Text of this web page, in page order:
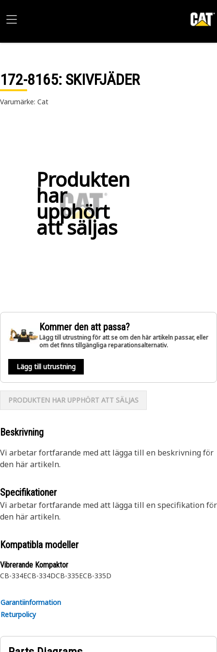
172-8165: SKIVFJÄDER
Varumärke: Cat
Produkten
har
upphört
att säljas
Kommer den att passa?
Lägg till utrustning för att se om den här artikeln passar, eller
om det finns tillgängliga reparationsalternativ.
Lägg till utrustning
PRODUKTEN HAR UPPHÖRT ATT SÄLJAS
Beskrivning
Vi arbetar fortfarande med att lägga till en beskrivning för
den här artikeln.
Specifikationer
Vi arbetar fortfarande med att lägga till en specifikation för
den här artikeln.
Kompatibla modeller
Vibrerande Kompaktor
CB-334ECB-334DCB-335ECB-335D
Garantiinformation
Returpolicy